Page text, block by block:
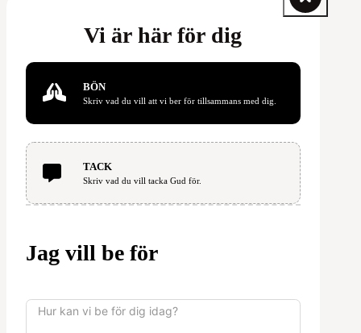
Vi är här för dig
BÖN
Skriv vad du vill att vi ber för tillsammans med dig.
TACK
Skriv vad du vill tacka Gud för.
Jag vill be för